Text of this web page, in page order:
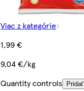
Viac z kategórie
1,99 €
9,04 €/kg
Quantity controls
Pridať